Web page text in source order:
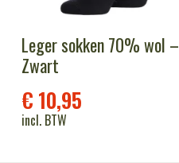
Leger sokken 70% wol –
Zwart
€ 10,95
incl. BTW